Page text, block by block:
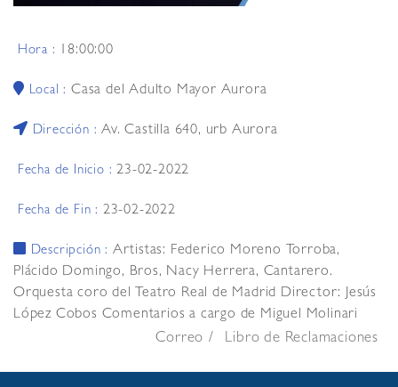
Hora : 18:00:00
Local :Casa del Adulto Mayor Aurora
Dirección :Av. Castilla 640, urb Aurora
Fecha de Inicio : 23-02-2022
Fecha de Fin : 23-02-2022
Descripción : Artistas: Federico Moreno Torroba,
Plácido Domingo, Bros, Nacy Herrera, Cantarero.
Orquesta coro del Teatro Real de Madrid Director: Jesús
López Cobos Comentarios a cargo de Miguel Molinari
Correo Libro de Reclamaciones